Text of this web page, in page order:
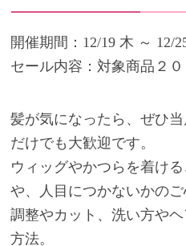
開催期間：12/19 木 ～ 12/
セール内容：対象商品２０
髪が気になったら、ぜひ
だけでも大歓迎です。
ウィッグやかつらを着け
や、人目につかないかのご
調整やカット、洗い方や
方法。